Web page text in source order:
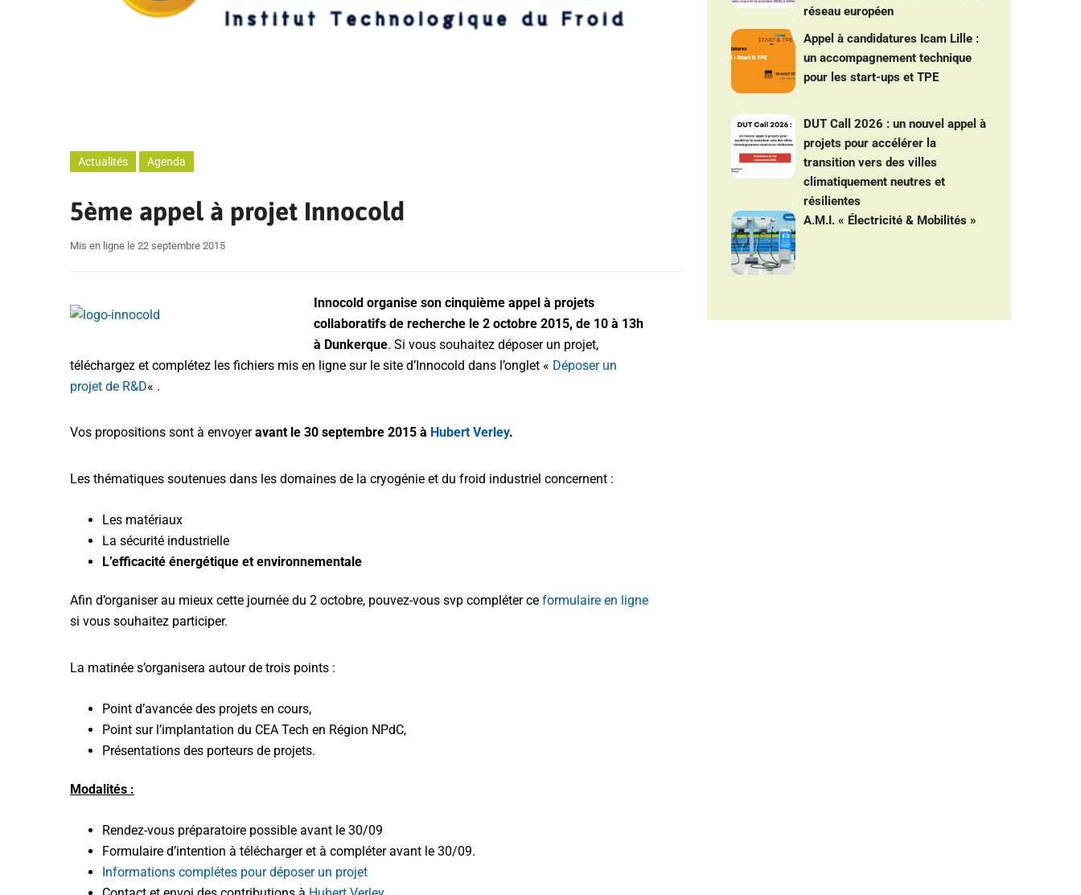
Actualités Agenda
5ème appel à projet Innocold
Mis en ligne le 22 septembre 2015
Innocold organise son cinquième appel à projets
collaboratifs de recherche le 2 octobre 2015, de 10 à 13h
à Dunkerque. Si vous souhaitez déposer un projet,
téléchargez et complétez les fichiers mis en ligne sur le site d’Innocold dans l’onglet « Déposer un
projet de R&D« .
Vos propositions sont à envoyeravant le 30 septembre 2015 à Hubert Verley.
Les thématiques soutenues dans les domaines de la cryogénie et du froid industriel concernent :
Les matériaux
La sécurité industrielle
L’efficacité énergétique et environnementale
Afin d’organiser au mieux cette journée du 2 octobre, pouvez-vous svp compléter ce formulaire en ligne
si vous souhaitez participer.
La matinée s’organisera autour de trois points :
Point d’avancée des projets en cours,
Point sur l’implantation du CEA Tech en Région NPdC,
Présentations des porteurs de projets.
Modalités :
Rendez-vous préparatoire possible avant le 30/09
Formulaire d’intention à télécharger et à compléter avant le 30/09.
Informations complétes pour déposer un projet
réseau européen
Appel à candidatures Icam Lille :
un accompagnement technique
pour les start-ups et TPE
DUT Call 2026 : un nouvel appel à
projets pour accélérer la
transition vers des villes
climatiquement neutres et
résilientes
A.M.I. « Électricité & Mobilités »